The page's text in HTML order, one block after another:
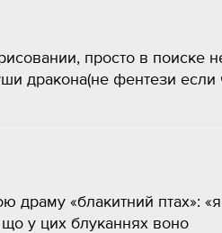
просто в поиске
дракона(не фентези если
драму «блакитний птах»: «я
у цих блуканнях воно